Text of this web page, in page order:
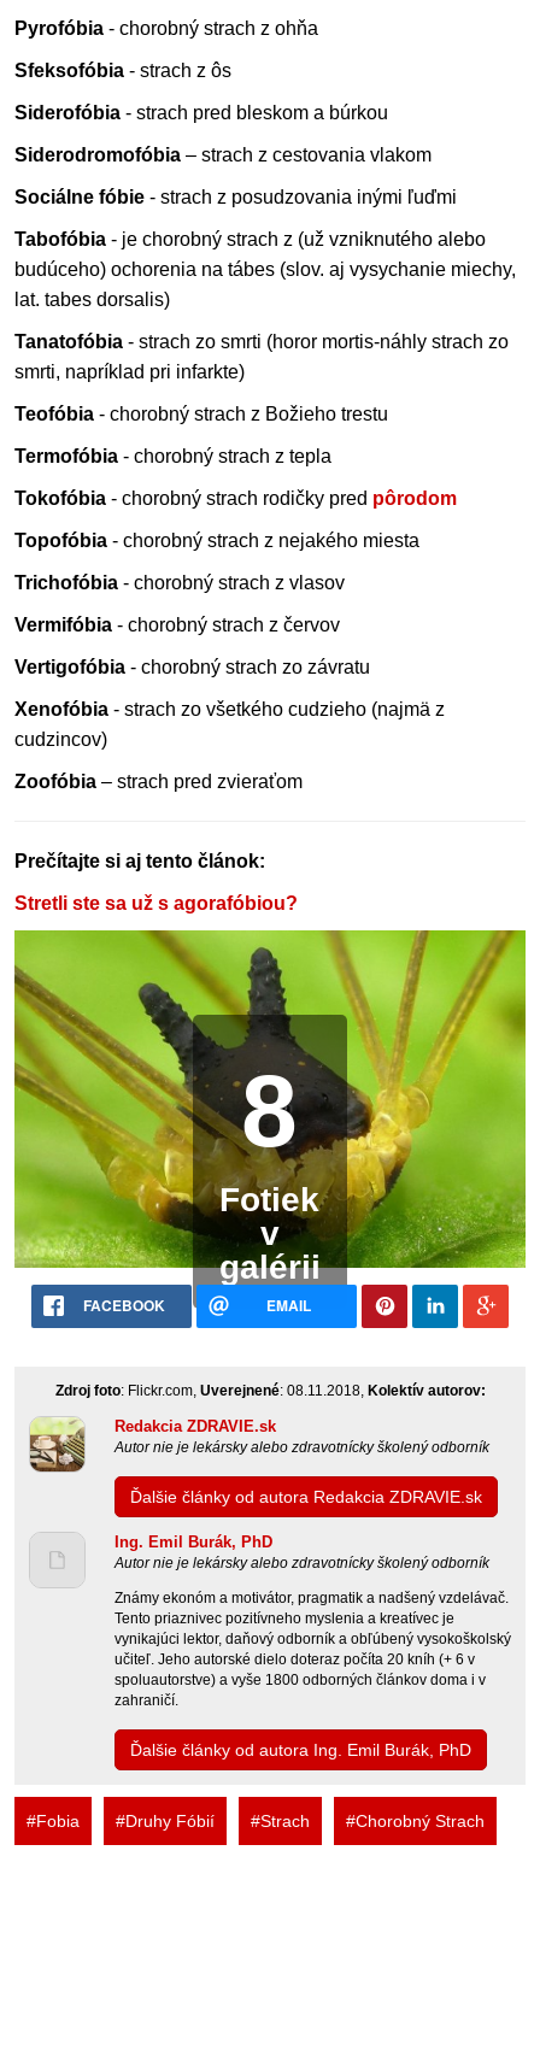
Pyrofóbia - chorobný strach z ohňa
Sfeksofóbia - strach z ôs
Siderofóbia - strach pred bleskom a búrkou
Siderodromofóbia – strach z cestovania vlakom
Sociálne fóbie - strach z posudzovania inými ľuďmi
Tabofóbia - je chorobný strach z (už vzniknutého alebo
budúceho) ochorenia na tábes (slov. aj vysychanie miechy,
lat. tabes dorsalis)
Tanatofóbia - strach zo smrti (horor mortis-náhly strach zo
smrti, napríklad pri infarkte)
Teofóbia - chorobný strach z Božieho trestu
Termofóbia - chorobný strach z tepla
Tokofóbia - chorobný strach rodičky pred pôrodom
Topofóbia - chorobný strach z nejakého miesta
Trichofóbia - chorobný strach z vlasov
Vermifóbia - chorobný strach z červov
Vertigofóbia - chorobný strach zo závratu
Xenofóbia - strach zo všetkého cudzieho (najmä z
cudzincov)
Zoofóbia – strach pred zvieraťom
Prečítajte si aj tento článok:
Stretli ste sa už s agorafóbiou?
8
Fotiek
v
galérii
FACEBOOK EMAIL
Zdroj foto: Flickr.com, Uverejnené: 08.11.2018, Kolektív autorov:
Redakcia ZDRAVIE.sk
Autor nie je lekársky alebo zdravotnícky školený odborník
Ďalšie články od autora Redakcia ZDRAVIE.sk
Ing. Emil Burák, PhD
Autor nie je lekársky alebo zdravotnícky školený odborník
Známy ekonóm a motivátor, pragmatik a nadšený vzdelávač.
Tento priaznivec pozitívneho myslenia a kreatívec je
vynikajúci lektor, daňový odborník a obľúbený vysokoškolský
učiteľ. Jeho autorské dielo doteraz počíta 20 kníh (+ 6 v
spoluautorstve) a vyše 1800 odborných článkov doma i v
zahraničí.
Ďalšie články od autora Ing. Emil Burák, PhD
#Fobia #Druhy Fóbií #Strach #Chorobný Strach